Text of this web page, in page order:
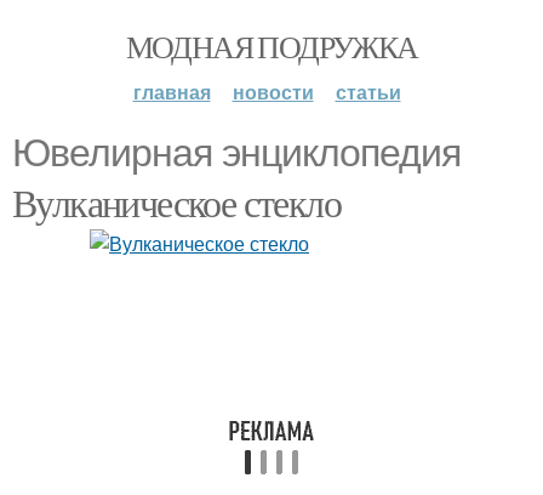
МОДНАЯ ПОДРУЖКА
главная новости статьи
Ювелирная энциклопедия
Вулканическое стекло